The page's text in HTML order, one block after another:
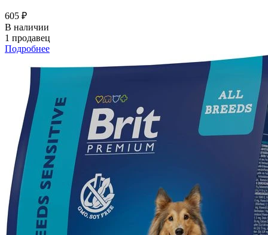
605 ₽
В наличии
1 продавец
Подробнее